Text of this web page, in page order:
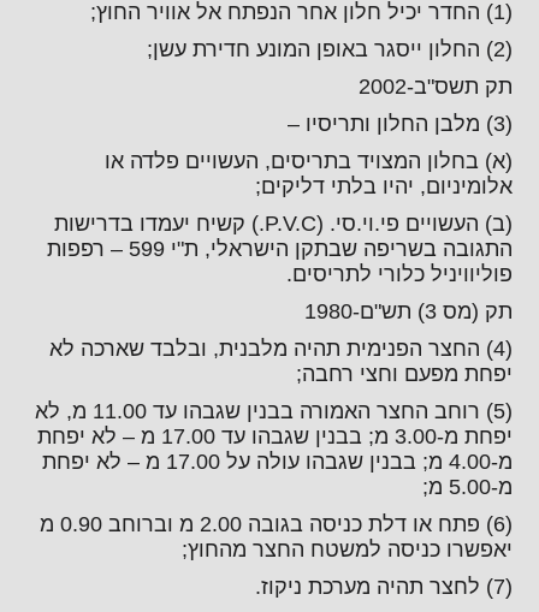
(1) החדר יכיל חלון אחר הנפתח אל אוויר החוץ;
(2) החלון ייסגר באופן המונע חדירת עשן;
תק תשס"ב-2002
(3) מלבן החלון ותריסיו –
(א) בחלון המצויד בתריסים, העשויים פלדה או
אלומיניום, יהיו בלתי דליקים;
(ב) העשויים פי.וי.סי. (P.V.C.) קשיח יעמדו בדרישות
התגובה בשריפה שבתקן הישראלי, ת"י 599 – רפפות
פוליוויניל כלורי לתריסים.
תק (מס 3) תש"ם-1980
(4) החצר הפנימית תהיה מלבנית, ובלבד שארכה לא
יפחת מפעם וחצי רחבה;
(5) רוחב החצר האמורה בבנין שגבהו עד 11.00 מ, לא
יפחת מ-3.00 מ; בבנין שגבהו עד 17.00 מ – לא יפחת
מ-4.00 מ; בבנין שגבהו עולה על 17.00 מ – לא יפחת
מ-5.00 מ;
(6) פתח או דלת כניסה בגובה 2.00 מ וברוחב 0.90 מ
יאפשרו כניסה למשטח החצר מהחוץ;
(7) לחצר תהיה מערכת ניקוז.